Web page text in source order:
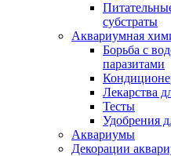
субстраты
Аквариумная
Борьба с
паразитами
Лекарства
Тесты
Удобрения
Аквариумы
Декорации